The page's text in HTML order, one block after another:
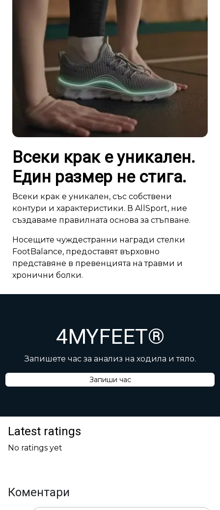
Всеки крак е уникален.
Един размер не стига.
Всеки крак е уникален, със собствени
контури и характеристики. В AllSport, ние
създаваме правилната основа за стъпване.
Носещите чуждестранни награди стелки
FootBalance, предоставят върховно
представяне в превенцията на травми и
хронични болки.
4MYFEET®
Запишете час за анализ на ходила и тяло.
Запиши час
Latest ratings
No ratings yet
Коментари